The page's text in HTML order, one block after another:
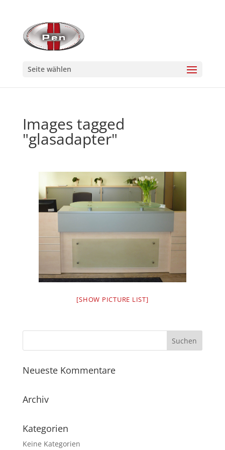
Seite wählen
Images tagged
"glasadapter"
[SHOW PICTURE LIST]
Neueste Kommentare
Archiv
Kategorien
Keine Kategorien